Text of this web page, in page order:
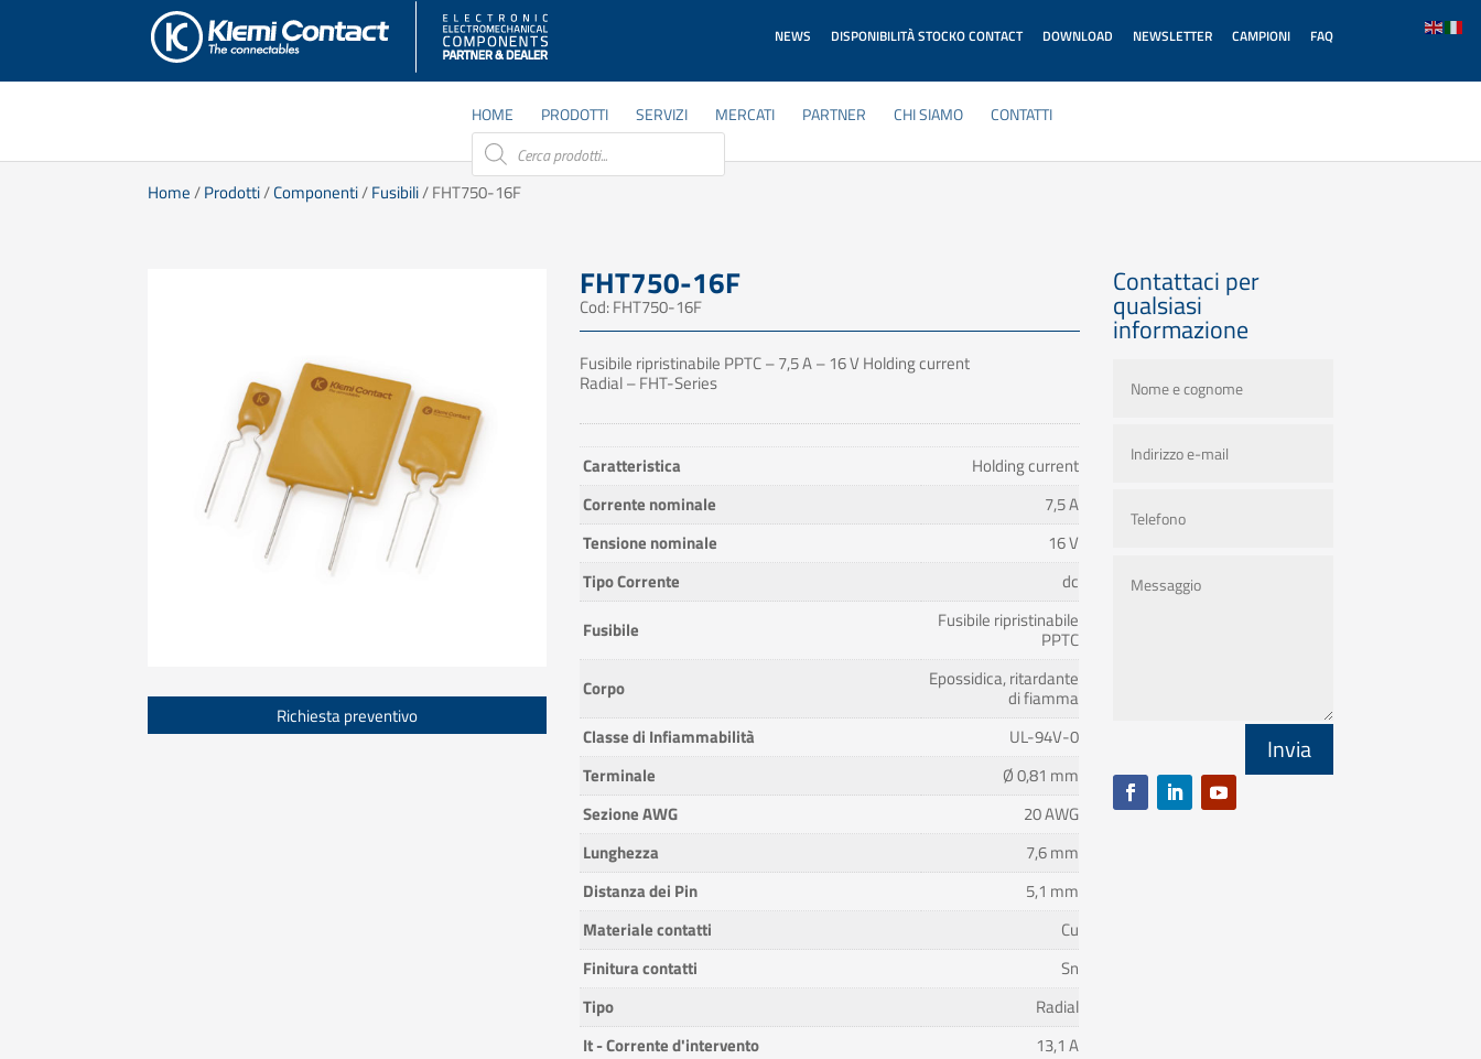
NEWS DISPONIBILITÀ STOCKO CONTACT DOWNLOAD NEWSLETTER CAMPIONI FAQ
HOME PRODOTTI SERVIZI MERCATI PARTNER CHI SIAMO
CONTATTI
Products
search
Home/Prodotti/Componenti/Fusibili/ FHT750-16F
Richiesta preventivo
FHT750-16F
Cod: FHT750-16F
Fusibile ripristinabile PPTC – 7,5 A – 16 V Holding current
Radial – FHT-Series
Caratteristica
Holding current
Corrente nominale
7,5 A
Tensione nominale
16 V
Tipo Corrente
dc
Fusibile
Fusibile ripristinabile
PPTC
Corpo
Epossidica, ritardante
di fiamma
Classe di Infiammabilità
UL-94V-0
Terminale
Ø 0,81 mm
Sezione AWG
20 AWG
Lunghezza
7,6 mm
Distanza dei Pin
5,1 mm
Materiale contatti
Cu
Finitura contatti
Sn
Tipo
Radial
It - Corrente d'intervento
13,1 A
Contattaci per
qualsiasi
informazione
Invia